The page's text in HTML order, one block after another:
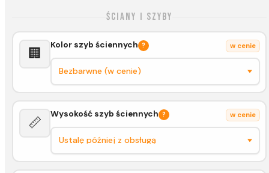
Ściany i szyby
🏢
Kolor szyb ściennych ? w cenie
📏
Wysokość szyb ściennych ? w cenie